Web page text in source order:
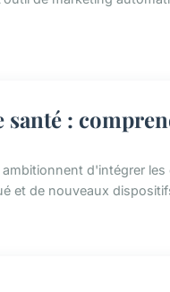
santé :
d'intégrer
et de nouveaux